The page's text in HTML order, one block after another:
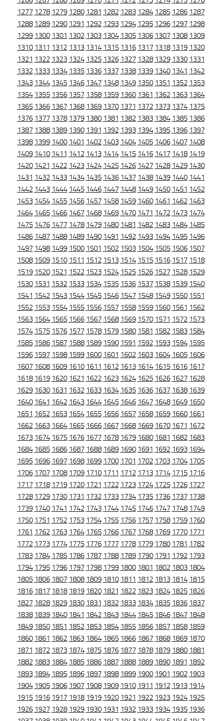
1277 1278 1279 1280 1281 1282 1283 1284 1285 1286 1287
1288 1289 1290 1291 1292 1293 1294 1295 1296 1297 1298
1299 1300 1301 1302 1303 1304 1305 1306 1307 1308 1309
1310 1311 1312 1313 1314 1315 1316 1317 1318 1319 1320
1321 1322 1323 1324 1325 1326 1327 1328 1329 1330 1331
1332 1333 1334 1335 1336 1337 1338 1339 1340 1341 1342
1343 1344 1345 1346 1347 1348 1349 1350 1351 1352 1353
1354 1355 1356 1357 1358 1359 1360 1361 1362 1363 1364
1365 1366 1367 1368 1369 1370 1371 1372 1373 1374 1375
1376 1377 1378 1379 1380 1381 1382 1383 1384 1385 1386
1387 1388 1389 1390 1391 1392 1393 1394 1395 1396 1397
1398 1399 1400 1401 1402 1403 1404 1405 1406 1407 1408
1409 1410 1411 1412 1413 1414 1415 1416 1417 1418 1419
1420 1421 1422 1423 1424 1425 1426 1427 1428 1429 1430
1431 1432 1433 1434 1435 1436 1437 1438 1439 1440 1441
1442 1443 1444 1445 1446 1447 1448 1449 1450 1451 1452
1453 1454 1455 1456 1457 1458 1459 1460 1461 1462 1463
1464 1465 1466 1467 1468 1469 1470 1471 1472 1473 1474
1475 1476 1477 1478 1479 1480 1481 1482 1483 1484 1485
1486 1487 1488 1489 1490 1491 1492 1493 1494 1495 1496
1497 1498 1499 1500 1501 1502 1503 1504 1505 1506 1507
1508 1509 1510 1511 1512 1513 1514 1515 1516 1517 1518
1519 1520 1521 1522 1523 1524 1525 1526 1527 1528 1529
1530 1531 1532 1533 1534 1535 1536 1537 1538 1539 1540
1541 1542 1543 1544 1545 1546 1547 1548 1549 1550 1551
1552 1553 1554 1555 1556 1557 1558 1559 1560 1561 1562
1563 1564 1565 1566 1567 1568 1569 1570 1571 1572 1573
1574 1575 1576 1577 1578 1579 1580 1581 1582 1583 1584
1585 1586 1587 1588 1589 1590 1591 1592 1593 1594 1595
1596 1597 1598 1599 1600 1601 1602 1603 1604 1605 1606
1607 1608 1609 1610 1611 1612 1613 1614 1615 1616 1617
1618 1619 1620 1621 1622 1623 1624 1625 1626 1627 1628
1629 1630 1631 1632 1633 1634 1635 1636 1637 1638 1639
1640 1641 1642 1643 1644 1645 1646 1647 1648 1649 1650
1651 1652 1653 1654 1655 1656 1657 1658 1659 1660 1661
1662 1663 1664 1665 1666 1667 1668 1669 1670 1671 1672
1673 1674 1675 1676 1677 1678 1679 1680 1681 1682 1683
1684 1685 1686 1687 1688 1689 1690 1691 1692 1693 1694
1695 1696 1697 1698 1699 1700 1701 1702 1703 1704 1705
1706 1707 1708 1709 1710 1711 1712 1713 1714 1715 1716
1717 1718 1719 1720 1721 1722 1723 1724 1725 1726 1727
1728 1729 1730 1731 1732 1733 1734 1735 1736 1737 1738
1739 1740 1741 1742 1743 1744 1745 1746 1747 1748 1749
1750 1751 1752 1753 1754 1755 1756 1757 1758 1759 1760
1761 1762 1763 1764 1765 1766 1767 1768 1769 1770 1771
1772 1773 1774 1775 1776 1777 1778 1779 1780 1781 1782
1783 1784 1785 1786 1787 1788 1789 1790 1791 1792 1793
1794 1795 1796 1797 1798 1799 1800 1801 1802 1803 1804
1805 1806 1807 1808 1809 1810 1811 1812 1813 1814 1815
1816 1817 1818 1819 1820 1821 1822 1823 1824 1825 1826
1827 1828 1829 1830 1831 1832 1833 1834 1835 1836 1837
1838 1839 1840 1841 1842 1843 1844 1845 1846 1847 1848
1849 1850 1851 1852 1853 1854 1855 1856 1857 1858 1859
1860 1861 1862 1863 1864 1865 1866 1867 1868 1869 1870
1871 1872 1873 1874 1875 1876 1877 1878 1879 1880 1881
1882 1883 1884 1885 1886 1887 1888 1889 1890 1891 1892
1893 1894 1895 1896 1897 1898 1899 1900 1901 1902 1903
1904 1905 1906 1907 1908 1909 1910 1911 1912 1913 1914
1915 1916 1917 1918 1919 1920 1921 1922 1923 1924 1925
1926 1927 1928 1929 1930 1931 1932 1933 1934 1935 1936